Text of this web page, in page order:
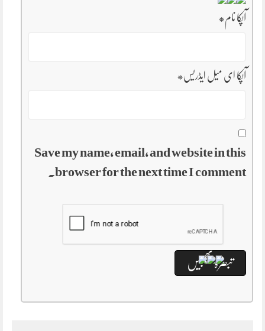
آپکا نام*
آپکا ای میل ایڈریس*
Save my name, email, and website in this
browser for the next time I comment.